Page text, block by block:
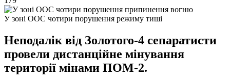
У зоні ООС чотири порушення режиму тиші
Неподалік від Золотого-4 сепаратисти
провели дистанційне мінування
території мінами ПОМ-2.